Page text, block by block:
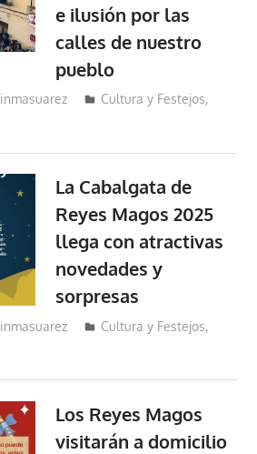
e ilusión por las
calles de nuestro
pueblo
inmasuarez Cultura y Festejos,
La Cabalgata de
Reyes Magos 2025
llega con atractivas
novedades y
sorpresas
inmasuarez Cultura y Festejos,
Los Reyes Magos
visitarán a domicilio